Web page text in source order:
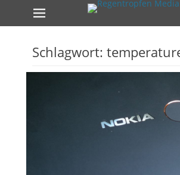
Erstes Menü
Zum
Inhalt:
Schlagwort: